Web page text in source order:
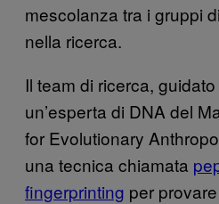
mescolanza tra i gruppi
nella ricerca.
Il team di ricerca,
un’esperta di DNA del
for Evolutionary
una tecnica chiamata
fingerprinting per